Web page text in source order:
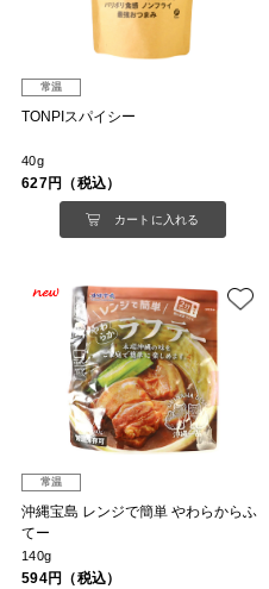
常温
TONPIスパイシー
40g
627円（税込）
カートに入れる
常温
沖縄宝島 レンジで簡単 やわらからふ
てー
140g
594円（税込）